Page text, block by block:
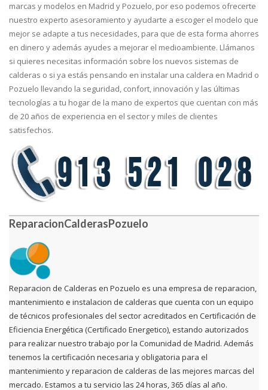
marcas y modelos en Madrid y Pozuelo, por eso podemos ofrecerte
nuestro experto asesoramiento y ayudarte a escoger el modelo que
mejor se adapte a tus necesidades, para que de esta forma ahorres
en dinero y además ayudes a mejorar el medioambiente. Llámanos
si quieres necesitas información sobre los nuevos sistemas de
calderas o si ya estás pensando en instalar una caldera en Madrid o
Pozuelo llevando la seguridad, confort, innovación y las últimas
tecnologías a tu hogar de la mano de expertos que cuentan con más
de 20 años de experiencia en el sector y miles de clientes
satisfechos.
ReparacionCalderasPozuelo
Reparacion de Calderas en Pozuelo es una empresa de reparacion,
mantenimiento e instalacion de calderas que cuenta con un equipo
de técnicos profesionales del sector acreditados en Certificación de
Eficiencia Energética (Certificado Energetico), estando autorizados
para realizar nuestro trabajo por la Comunidad de Madrid. Además
tenemos la certificación necesaria y obligatoria para el
mantenimiento y reparacion de calderas de las mejores marcas del
mercado. Estamos a tu servicio las 24 horas, 365 días al año.